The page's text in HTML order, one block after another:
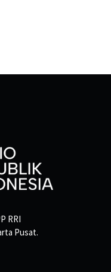
RRI
Pusat.